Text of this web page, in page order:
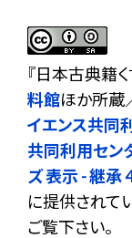
『日本古典籍
料館ほか所蔵
イエンス共同
共同利用セン
ズ 表示 - 継承
に提供されて
ご覧下さい。